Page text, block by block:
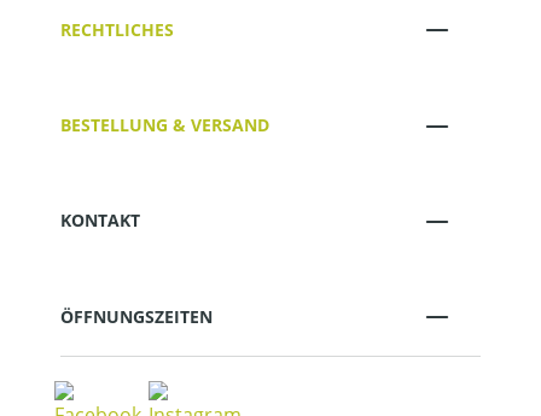
RECHTLICHES
BESTELLUNG & VERSAND
KONTAKT
ÖFFNUNGSZEITEN